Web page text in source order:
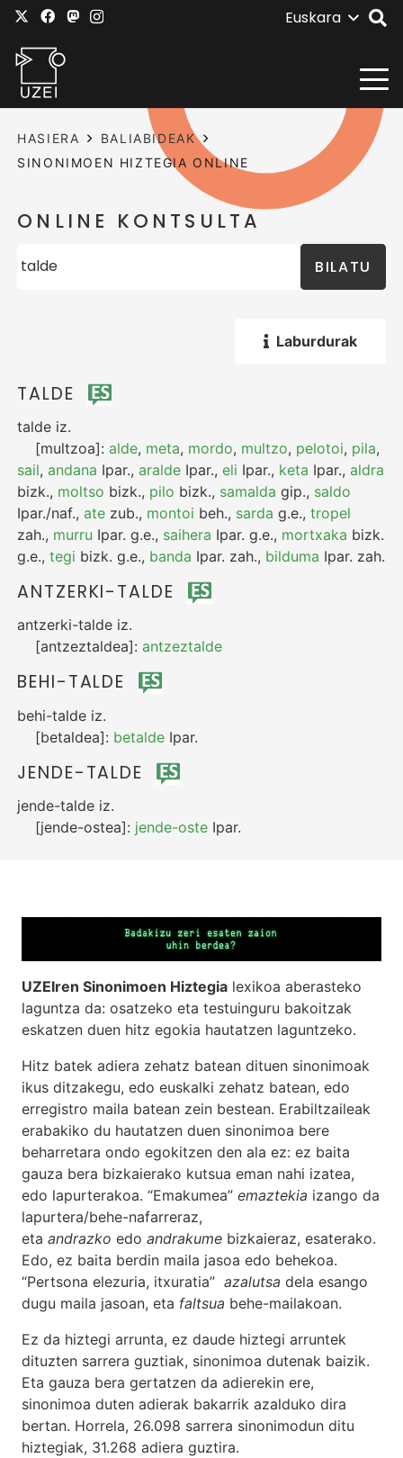
Euskara
HASIERA
BALIABIDEAK
SINONIMOEN HIZTEGIA ONLINE
ONLINE KONTSULTA
BILATU
Laburdurak
TALDE
talde iz.
[multzoa]:alde, meta, mordo, multzo, pelotoi, pila,
sail,andana Ipar.,aralde Ipar.,eli Ipar., keta Ipar.,aldra
bizk., moltso bizk., pilo bizk., samalda gip., saldo
Ipar./naf.,ate zub., montoi beh., sarda g.e.,tropel
zah., murru Ipar. g.e., saihera Ipar. g.e., mortxaka bizk.
g.e.,tegi bizk. g.e., banda Ipar. zah., bilduma Ipar. zah.
ANTZERKI-TALDE
antzerki-talde iz.
[antzeztaldea]:antzeztalde
BEHI-TALDE
behi-talde iz.
[betaldea]: betalde Ipar.
JENDE-TALDE
jende-talde iz.
[jende-ostea]: jende-oste Ipar.
UZEIren Sinonimoen Hiztegia lexikoa aberasteko
laguntza da: osatzeko eta testuinguru bakoitzak
eskatzen duen hitz egokia hautatzen laguntzeko.
Hitz batek adiera zehatz batean dituen sinonimoak
ikus ditzakegu, edo euskalki zehatz batean, edo
erregistro maila batean zein bestean. Erabiltzaileak
erabakiko du hautatzen duen sinonimoa bere
beharretara ondo egokitzen den ala ez: ez baita
gauza bera bizkaierako kutsua eman nahi izatea,
edo lapurterakoa. “Emakumea” emaztekia izango da
lapurtera/behe-nafarreraz,
eta andrazko edo andrakume bizkaieraz, esaterako.
Edo, ez baita berdin maila jasoa edo behekoa.
“Pertsona elezuria, itxuratia” azalutsa dela esango
dugu maila jasoan, eta faltsua behe-mailakoan.
Ez da hiztegi arrunta, ez daude hiztegi arruntek
dituzten sarrera guztiak, sinonimoa dutenak baizik.
Eta gauza bera gertatzen da adierekin ere,
sinonimoa duten adierak bakarrik azalduko dira
bertan. Horrela, 26.098 sarrera sinonimodun ditu
hiztegiak, 31.268 adiera guztira.